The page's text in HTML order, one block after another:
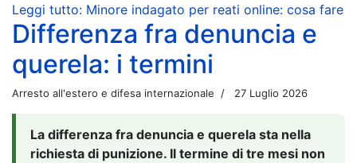
Leggi tutto: Minore indagato per reati online: cosa fare
Differenza fra denuncia e
querela: i termini
Arresto all'estero e difesa internazionale 27 Luglio 2026
La differenza fra denuncia e querela sta nella
richiesta di punizione. Il termine di tre mesi non